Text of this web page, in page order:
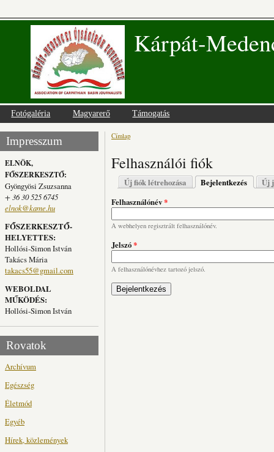
Kárpát-
Fotógaléria Magyarerő Támogatás
Impresszum
ELNÖK,
FŐSZERKESZTŐ:
Gyöngyösi Zsuzsanna
+ 36 30 525 6745
elnok@kame.hu
FŐSZERKESZTŐ-
HELYETTES:
Hollósi-Simon István
Takács Mária
takacs55@gmail.com
WEBOLDAL
MŰKÖDÉS:
Hollósi-Simon István
Rovatok
Archívum
Egészség
Életmód
Egyéb
Hírek, közlemények
Jelenlegi hely
Címlap
Felhasználói fiók
Elsődleges fülek
Új fiók létrehozása Bejelentkezés (aktív
Új
Felhasználónév*
A webhelyen regisztrált felhasználónév.
Jelszó*
A felhasználónévhez tartozó jelszó.